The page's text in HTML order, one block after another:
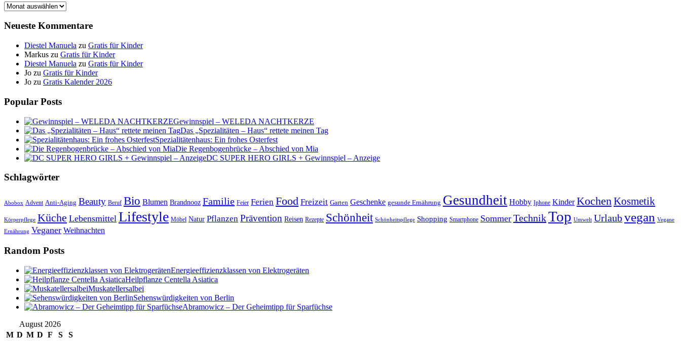
Archiv
Neueste Kommentare
Diestel Manuela zu Gratis für Kinder
Markus zu Gratis für Kinder
Diestel Manuela zu Gratis für Kinder
Jo zu Gratis für Kinder
Jo zu Gratis Kalender 2026
Popular Posts
Gewinnspiel – WELEDA NACHTKERZE
Das „Spezialitäten – Haus“ rettete meinen Tag
Spezialitätenhaus: Ein frohes Osterfest
Die Regenbogenbrücke – Abschied von Mia
DC SUPER HERO GIRLS + Gewinnspiel – Anzeige
Schlagwörter
Abobox Advent Anti-Aging Beauty Beruf Bio Blumen Brandnooz Familie Feier Ferien Food Freizeit Garten Geschenke gesunde Ernährung Gesundheit Hobby Iphone Kinder KochenKosmetik
Körperpflege Küche Lebensmittel Lifestyle Möbel Natur Pflanzen Prävention Reisen Rezepte Schönheit Schönheitspflege Shopping Smartphone Sommer TechnikTop Umwelt Urlaubvegan Vegane
Ernährung Veganer Weihnachten
Random Posts
Energieeffizienzklassen von Elektrogeräten
Heilpflanze Centella Asiatica
Muskatellersalbei
Sehenswürdigkeiten von Berlin
Abramowicz – Der Geheimtipp für Sparfüchse
August 2026
M D M D F S S